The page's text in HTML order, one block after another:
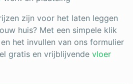
zijn voor het laten leggen
huis? Met een simpele klik
het invullen van ons formulier
gratis en vrijblijvende vloer